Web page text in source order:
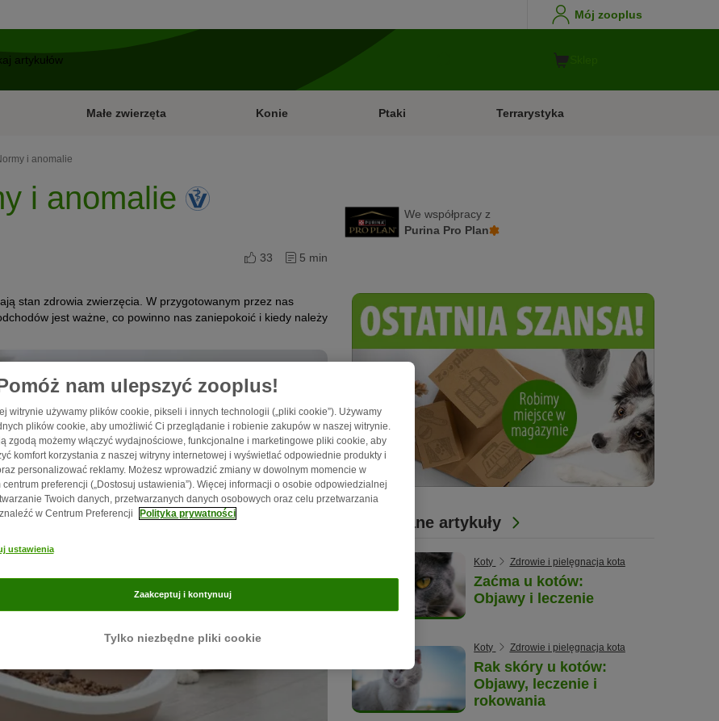
Mój zooplus
Małe zwierzęta Konie Ptaki Terrarystyka
i anomalie
i anomalie
33 5 min
We współpracy z
Purina Pro Plan
stan zdrowia zwierzęcia. W przygotowanym przez nas
jest ważne, co powinno nas zaniepokoić i kiedy należy
Powiązane artykuły
Koty Zdrowie i pielęgnacja kota
Zaćma u kotów:
Objawy i leczenie
Koty Zdrowie i pielęgnacja kota
Rak skóry u kotów:
Objawy, leczenie i
rokowania
nam ulepszyć zooplus!
witrynie używamy plików cookie, pikseli i innych technologii („pliki cookie”). Używamy
plików cookie, aby umożliwić Ci przeglądanie i robienie zakupów w naszej witrynie.
zgodą możemy włączyć wydajnościowe, funkcjonalne i marketingowe pliki cookie, aby
komfort korzystania z naszej witryny internetowej i wyświetlać odpowiednie produkty i
personalizować reklamy. Możesz wprowadzić zmiany w dowolnym momencie w
centrum preferencji („Dostosuj ustawienia”). Więcej informacji o osobie odpowiedzialnej
Twoich danych, przetwarzanych danych osobowych oraz celu przetwarzania
w Centrum Preferencji
Polityka prywatności
ustawienia
Tylko niezbędne pliki cookie
Zaakceptuj i kontynuuj